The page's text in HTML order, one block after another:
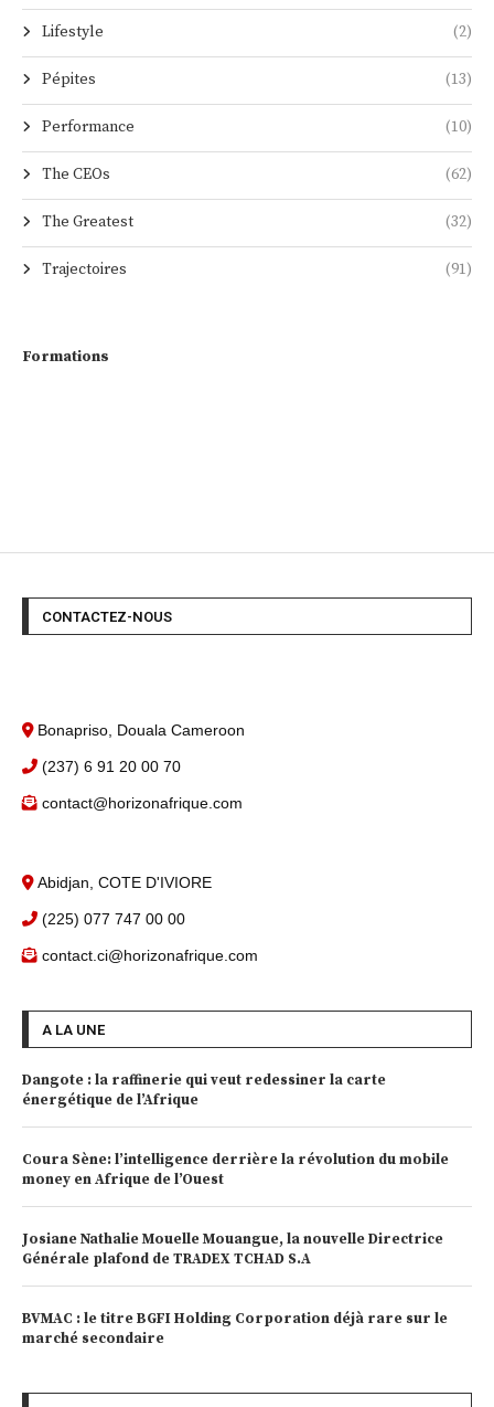
Lifestyle (2)
Pépites (13)
Performance (10)
The CEOs (62)
The Greatest (32)
Trajectoires (91)
Formations
CONTACTEZ-NOUS
Bonapriso, Douala Cameroon
(237) 6 91 20 00 70
contact@horizonafrique.com
Abidjan, COTE D'IVIORE
(225) 077 747 00 00
contact.ci@horizonafrique.com
A LA UNE
Dangote : la raffinerie qui veut redessiner la carte
énergétique de l’Afrique
Coura Sène: l’intelligence derrière la révolution du mobile
money en Afrique de l’Ouest
Josiane Nathalie Mouelle Mouangue, la nouvelle Directrice
Générale plafond de TRADEX TCHAD S.A
BVMAC : le titre BGFI Holding Corporation déjà rare sur le
marché secondaire